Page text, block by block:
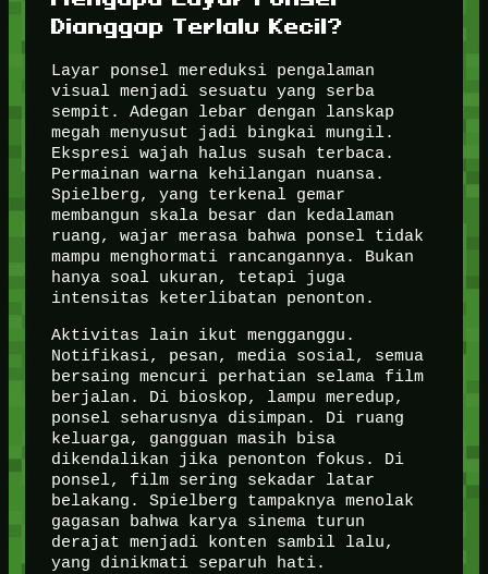
Dianggap Terlalu Kecil?
Layar ponsel mereduksi pengalaman
visual menjadi sesuatu yang serba
sempit. Adegan lebar dengan lanskap
megah menyusut jadi bingkai mungil.
Ekspresi wajah halus susah terbaca.
Permainan warna kehilangan nuansa.
Spielberg, yang terkenal gemar
membangun skala besar dan kedalaman
ruang, wajar merasa bahwa ponsel tidak
mampu menghormati rancangannya. Bukan
hanya soal ukuran, tetapi juga
intensitas keterlibatan penonton.
Aktivitas lain ikut mengganggu.
Notifikasi, pesan, media sosial, semua
bersaing mencuri perhatian selama film
berjalan. Di bioskop, lampu meredup,
ponsel seharusnya disimpan. Di ruang
keluarga, gangguan masih bisa
dikendalikan jika penonton fokus. Di
ponsel, film sering sekadar latar
belakang. Spielberg tampaknya menolak
gagasan bahwa karya sinema turun
derajat menjadi konten sambil lalu,
yang dinikmati separuh hati.